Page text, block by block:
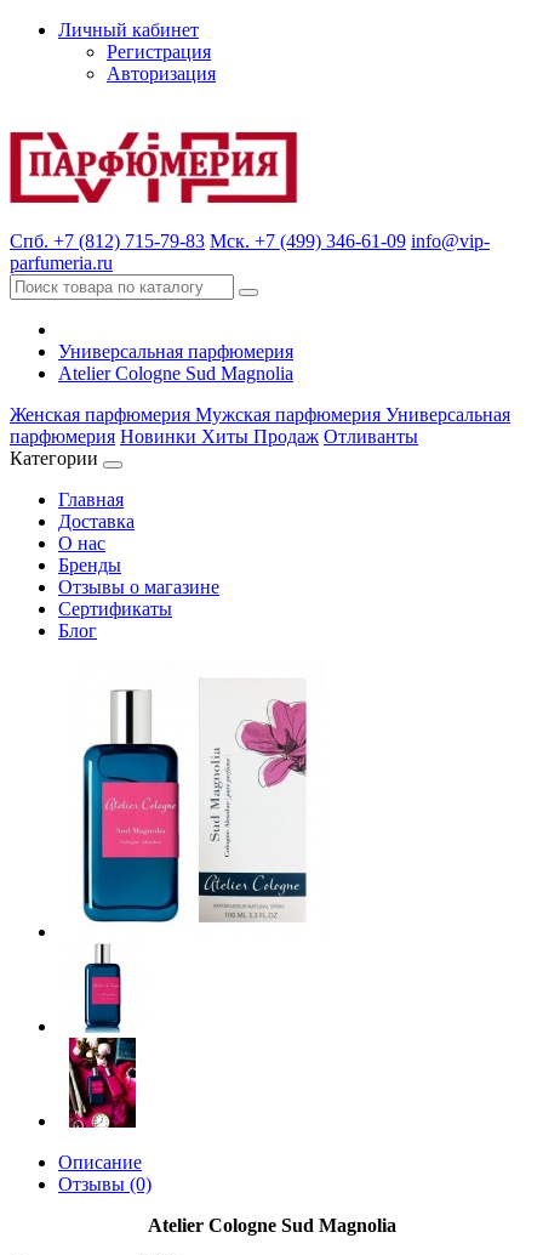
Личный кабинет
Регистрация
Авторизация
Спб. +7 (812) 715-79-83 Мск. +7 (499) 346-61-09 info@vip-
parfumeria.ru
Универсальная парфюмерия
Atelier Cologne Sud Magnolia
Женская парфюмерия Мужская парфюмерия Универсальная
парфюмерия Новинки Хиты Продаж Отливанты
Категории
Главная
Доставка
О нас
Бренды
Отзывы о магазине
Сертификаты
Блог
Описание
Отзывы (0)
Atelier Cologne Sud Magnolia